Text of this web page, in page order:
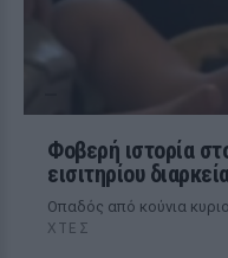
Φοβερή ιστορία
εισιτηρίου
Οπαδός από κούνια
ΧΤΕΣ